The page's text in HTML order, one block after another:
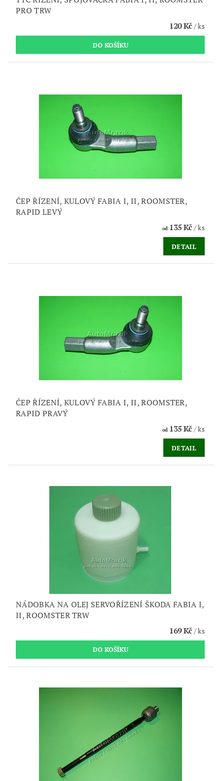
PRO TRW
120 Kč/ ks
ČEP ŘÍZENÍ, KULOVÝ FABIA I, II, ROOMSTER,
RAPID LEVÝ
od135 Kč/ ks
DETAIL
ČEP ŘÍZENÍ, KULOVÝ FABIA I, II, ROOMSTER,
RAPID PRAVÝ
od135 Kč/ ks
DETAIL
NÁDOBKA NA OLEJ SERVOŘÍZENÍ ŠKODA FABIA I,
II, ROOMSTER TRW
169 Kč/ ks